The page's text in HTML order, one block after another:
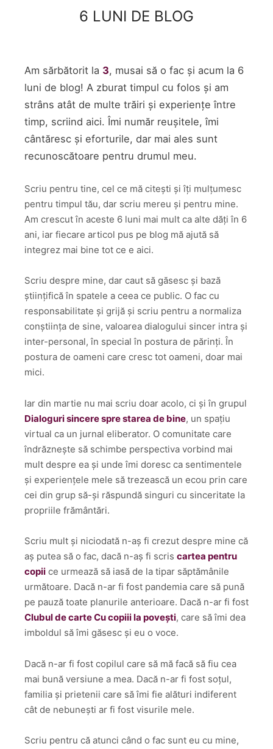
6 LUNI DE BLOG
Am sărbătorit la 3, musai să o fac și acum la 6
luni de blog! A zburat timpul cu folos și am
strâns atât de multe trăiri și experiențe între
timp, scriind aici. Îmi număr reușitele, îmi
cântăresc și eforturile, dar mai ales sunt
recunoscătoare pentru drumul meu.
Scriu pentru tine, cel ce mă citești și îți mulțumesc
pentru timpul tău, dar scriu mereu și pentru mine.
Am crescut în aceste 6 luni mai mult ca alte dăți în 6
ani, iar fiecare articol pus pe blog mă ajută să
integrez mai bine tot ce e aici.
Scriu despre mine, dar caut să găsesc și bază
științifică în spatele a ceea ce public. O fac cu
responsabilitate și grijă și scriu pentru a normaliza
conștiința de sine, valoarea dialogului sincer intra și
inter-personal, în special în postura de părinți. În
postura de oameni care cresc tot oameni, doar mai
mici.
Iar din martie nu mai scriu doar acolo, ci și în grupul
Dialoguri sincere spre starea de bine, un spațiu
virtual ca un jurnal eliberator. O comunitate care
îndrăznește să schimbe perspectiva vorbind mai
mult despre ea și unde îmi doresc ca sentimentele
și experiențele mele să trezească un ecou prin care
cei din grup să-și răspundă singuri cu sinceritate la
propriile frământări.
Scriu mult și niciodată n-aș fi crezut despre mine că
aș putea să o fac, dacă n-aș fi scris cartea pentru
copii ce urmează să iasă de la tipar săptămânile
următoare. Dacă n-ar fi fost pandemia care să pună
pe pauză toate planurile anterioare. Dacă n-ar fi fost
Clubul de carte Cu copiii la povești, care să îmi dea
imboldul să îmi găsesc și eu o voce.
Dacă n-ar fi fost copilul care să mă facă să fiu cea
mai bună versiune a mea. Dacă n-ar fi fost soțul,
familia și prietenii care să îmi fie alături indiferent
cât de nebunești ar fi fost visurile mele.
Scriu pentru că atunci când o fac sunt eu cu mine,